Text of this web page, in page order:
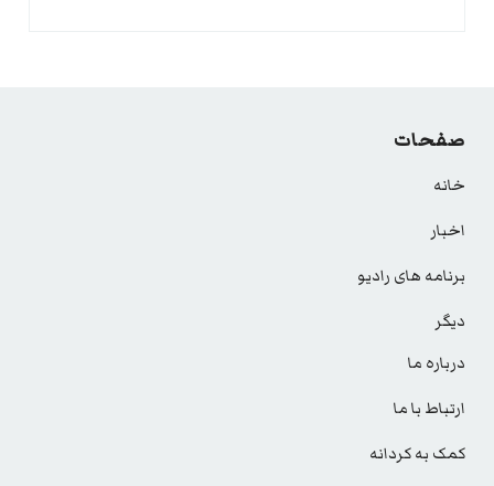
صفحات
خانه
اخبار
برنامه های رادیو
دیگر
درباره ما
ارتباط با ما
کمک به کردانه